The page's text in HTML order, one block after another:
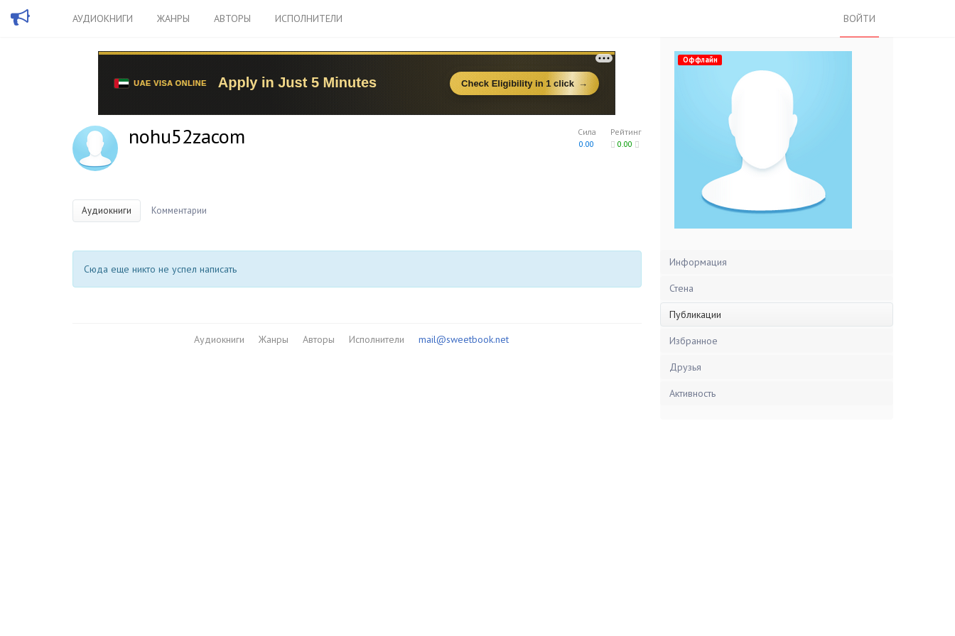
АУДИОКНИГИ ЖАНРЫ АВТОРЫ ИСПОЛНИТЕЛИ ВОЙТИ
Рейтинг
0.00
Сила
0.00
nohu52zacom
Аудиокниги Комментарии
Сюда еще никто не успел написать
Аудиокниги Жанры Авторы Исполнители mail@sweetbook.net
Оффлайн
Информация
Стена
Публикации
Избранное
Друзья
Активность